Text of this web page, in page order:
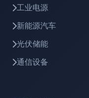
工业电源
新能源汽车
光伏储能
通信设备